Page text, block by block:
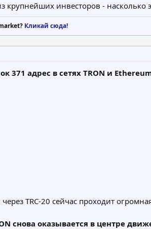
крупнейших инвесторов - насколько
Кликай сюда!
371 адрес в сетях TRON и
TRC-20 сейчас проходит
снова оказывается в центре